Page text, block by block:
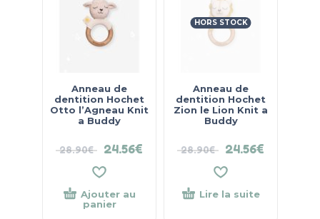
Anneau de
dentition Hochet
Otto l’Agneau Knit
a Buddy
28.90€ 24.56€
Ajouter au
panier
HORS STOCK
Anneau de
dentition Hochet
Zion le Lion Knit a
Buddy
28.90€ 24.56€
Lire la suite